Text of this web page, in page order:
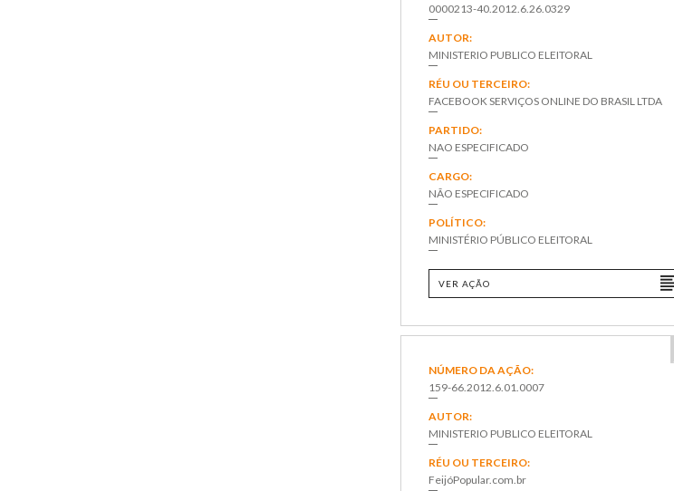
0000213-40.2012.6.26.0329
AUTOR:
MINISTERIO PUBLICO ELEITORAL
RÉU OU TERCEIRO:
FACEBOOK SERVIÇOS ONLINE DO BRASIL LTDA
PARTIDO:
NAO ESPECIFICADO
CARGO:
NÃO ESPECIFICADO
POLÍTICO:
MINISTÉRIO PÚBLICO ELEITORAL
VER AÇÃO
NÚMERO DA AÇÃO:
159-66.2012.6.01.0007
AUTOR:
MINISTERIO PUBLICO ELEITORAL
RÉU OU TERCEIRO:
FeijóPopular.com.br